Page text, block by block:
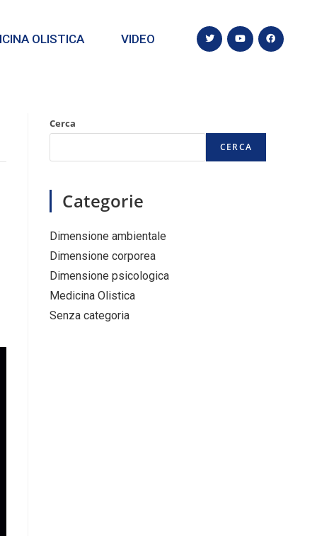
OLISTICA VIDEO
Cerca
CERCA
Categorie
Dimensione ambientale
Dimensione corporea
Dimensione psicologica
Medicina Olistica
Senza categoria